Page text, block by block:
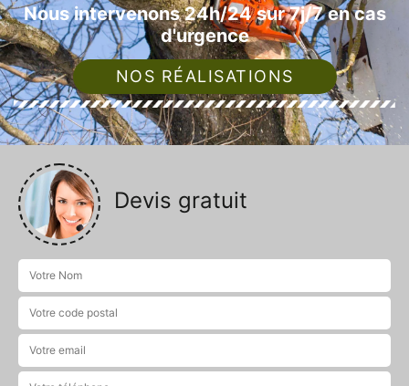
Nous intervenons 24h/24 sur 7j/7 en cas
d'urgence
NOS RÉALISATIONS
Devis gratuit